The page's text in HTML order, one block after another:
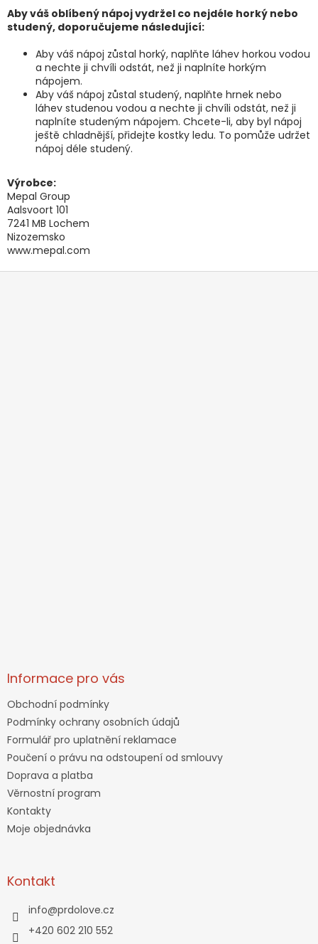
Aby váš oblíbený nápoj vydržel co nejdéle horký nebo
studený, doporučujeme následující:
Aby váš nápoj zůstal horký, naplňte láhev horkou vodou
a nechte ji chvíli odstát, než ji naplníte horkým
nápojem.
Aby váš nápoj zůstal studený, naplňte hrnek nebo
láhev studenou vodou a nechte ji chvíli odstát, než ji
naplníte studeným nápojem. Chcete-li, aby byl nápoj
ještě chladnější, přidejte kostky ledu. To pomůže udržet
nápoj déle studený.
Výrobce:
Mepal Group
Aalsvoort 101
7241 MB Lochem
Nizozemsko
www.mepal.com
Z
Informace pro vás
Obchodní podmínky
Podmínky ochrany osobních údajů
Formulář pro uplatnění reklamace
Poučení o právu na odstoupení od smlouvy
Doprava a platba
Věrnostní program
Kontakty
Moje objednávka
Kontakt
info@prdolove.cz
+420 602 210 552